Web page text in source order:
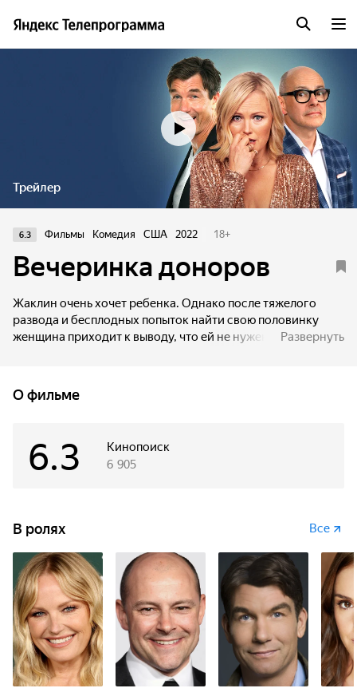
Трейлер
6.3 Фильмы Комедия США 2022 18+
Вечеринка доноров
Жаклин очень хочет ребенка. Однако после тяжелого
развода и бесплодных попыток найти свою половинку
женщина приходит к выводу, что ей не нужен муж, чтобы
Развернуть
О фильме
Кинопоиск
6.3 6 905
В ролях Все